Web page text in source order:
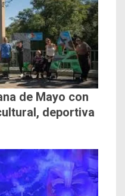
de Mayo con
deportiva